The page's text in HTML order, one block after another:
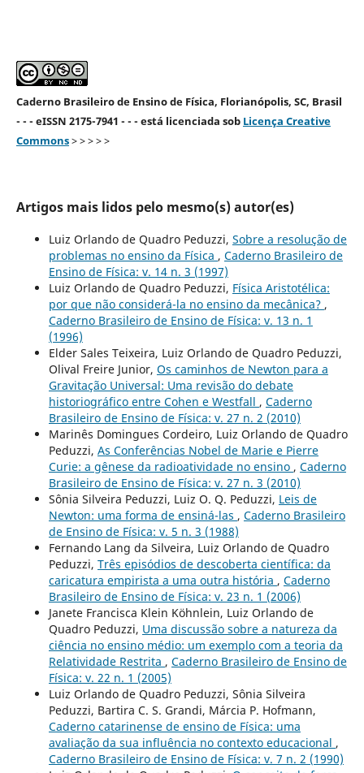
Caderno Brasileiro de Ensino de Física, Florianópolis, SC, Brasil
- - - eISSN 2175-7941 - - - está licenciada sob Licença Creative
Commons> > > > >
Artigos mais lidos pelo mesmo(s) autor(es)
Luiz Orlando de Quadro Peduzzi, Sobre a resolução de
problemas no ensino da Física , Caderno Brasileiro de
Ensino de Física: v. 14 n. 3 (1997)
Luiz Orlando de Quadro Peduzzi, Física Aristotélica:
por que não considerá-la no ensino da mecânica? ,
Caderno Brasileiro de Ensino de Física: v. 13 n. 1
(1996)
Elder Sales Teixeira, Luiz Orlando de Quadro Peduzzi,
Olival Freire Junior, Os caminhos de Newton para a
Gravitação Universal: Uma revisão do debate
historiográfico entre Cohen e Westfall , Caderno
Brasileiro de Ensino de Física: v. 27 n. 2 (2010)
Marinês Domingues Cordeiro, Luiz Orlando de Quadro
Peduzzi, As Conferências Nobel de Marie e Pierre
Curie: a gênese da radioatividade no ensino , Caderno
Brasileiro de Ensino de Física: v. 27 n. 3 (2010)
Sônia Silveira Peduzzi, Luiz O. Q. Peduzzi, Leis de
Newton: uma forma de ensiná-las , Caderno Brasileiro
de Ensino de Física: v. 5 n. 3 (1988)
Fernando Lang da Silveira, Luiz Orlando de Quadro
Peduzzi, Três episódios de descoberta científica: da
caricatura empirista a uma outra história , Caderno
Brasileiro de Ensino de Física: v. 23 n. 1 (2006)
Janete Francisca Klein Köhnlein, Luiz Orlando de
Quadro Peduzzi, Uma discussão sobre a natureza da
ciência no ensino médio: um exemplo com a teoria da
Relatividade Restrita , Caderno Brasileiro de Ensino de
Física: v. 22 n. 1 (2005)
Luiz Orlando de Quadro Peduzzi, Sônia Silveira
Peduzzi, Bartira C. S. Grandi, Márcia P. Hofmann,
Caderno catarinense de ensino de Física: uma
avaliação da sua influência no contexto educacional ,
Caderno Brasileiro de Ensino de Física: v. 7 n. 2 (1990)